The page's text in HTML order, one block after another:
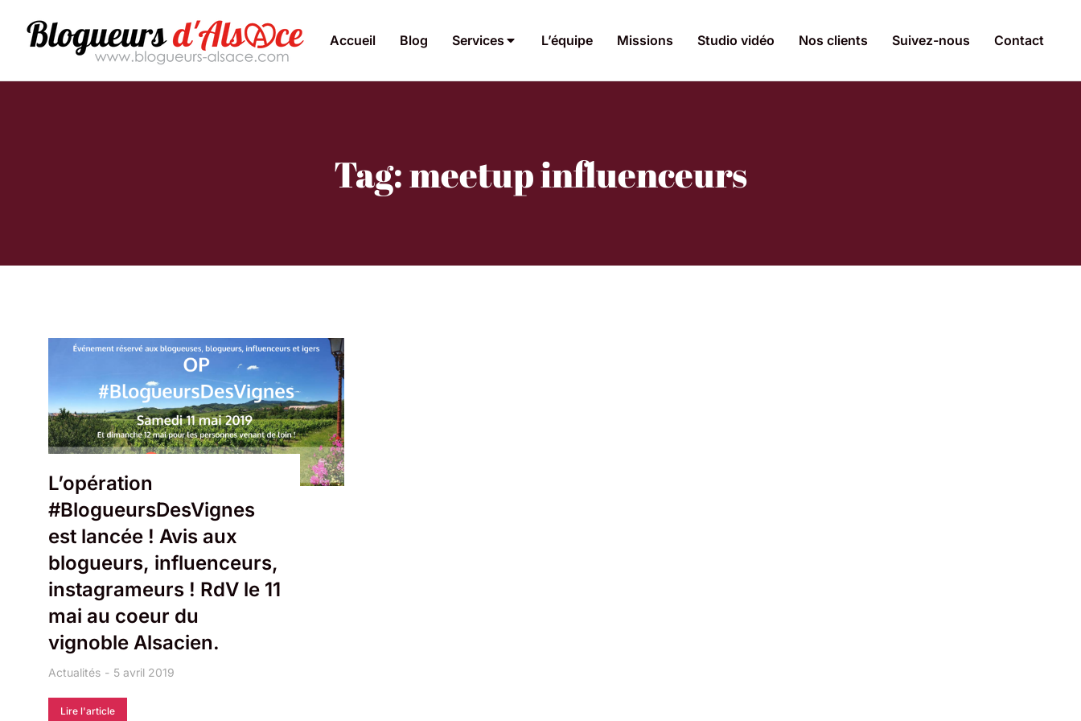
Accueil Blog Services L’équipe Missions Studio vidéo Nos clients Suivez-nous Contact
Tag: meetup influenceurs
L’opération
#BlogueursDesVignes
est lancée ! Avis aux
blogueurs, influenceurs,
instagrameurs ! RdV le 11
mai au coeur du
vignoble Alsacien.
Actualités 5 avril 2019
Lire l'article